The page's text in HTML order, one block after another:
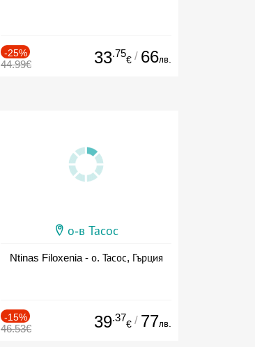
-25%
44.99€ 33.75
€ / 66лв.
о-в Тасос
Ntinas Filoxenia - о. Тасос, Гърция
-15%
46.53€ 39.37
€ / 77лв.